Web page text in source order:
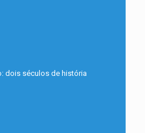
dois séculos de história